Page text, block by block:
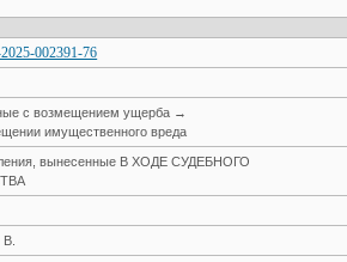
002391-76
с возмещением ущерба →
имущественного вреда
вынесенные В ХОДЕ СУДЕБНОГО